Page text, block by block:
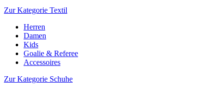
Zur Kategorie Textil
Herren
Damen
Kids
Goalie & Referee
Accessoires
Zur Kategorie Schuhe